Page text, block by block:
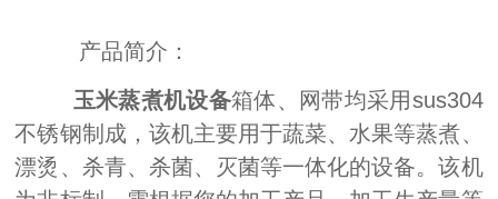
产品简介：
玉米蒸煮机设备箱体、网带均采用sus304
不锈钢制成，该机主要用于蔬菜、水果等蒸煮、
漂烫、杀青、杀菌、灭菌等一体化的设备。该机